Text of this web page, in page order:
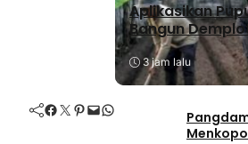
Facebook Twitter Pinterest Mail WhatsApp
Aplikasikan
Bangun
3 jam lalu